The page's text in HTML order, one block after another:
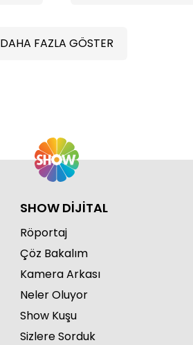
DAHA FAZLA GÖSTER
SHOW DİJİTAL
Röportaj
Çöz Bakalım
Kamera Arkası
Neler Oluyor
Show Kuşu
Sizlere Sorduk